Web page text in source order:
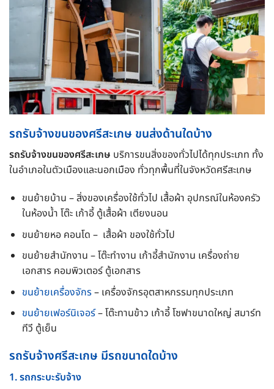
รถรับจ้างขนของศรีสะเกษ ขนส่งด้านใดบ้าง
รถรับจ้างขนของศรีสะเกษ บริการขนสิ่งของทั่วไปได้ทุกประเภท ทั้ง
ในอำเภอในตัวเมืองและนอกเมือง ทั่วทุกพื้นที่ในจังหวัดศรีสะเกษ
ขนย้ายบ้าน – สิ่งของเครื่องใช้ทั่วไป เสื้อผ้า อุปกรณ์ในห้องครัว
ในห้องน้ำ โต๊ะ เก้าอี้ ตู้เสื้อผ้า เตียงนอน
ขนย้ายหอ คอนโด – เสื้อผ้า ของใช้ทั่วไป
ขนย้ายสำนักงาน – โต๊ะทำงาน เก้าอี้สำนักงาน เครื่องถ่าย
เอกสาร คอมพิวเตอร์ ตู้เอกสาร
ขนย้ายเครื่องจักร– เครื่องจักรอุตสาหกรรมทุกประเภท
ขนย้ายเฟอร์นิเจอร์– โต๊ะทานข้าว เก้าอี้ โซฟาขนาดใหญ่ สมาร์ท
ทีวี ตู้เย็น
รถรับจ้างศรีสะเกษ มีรถขนาดใดบ้าง
1. รถกระบะรับจ้าง